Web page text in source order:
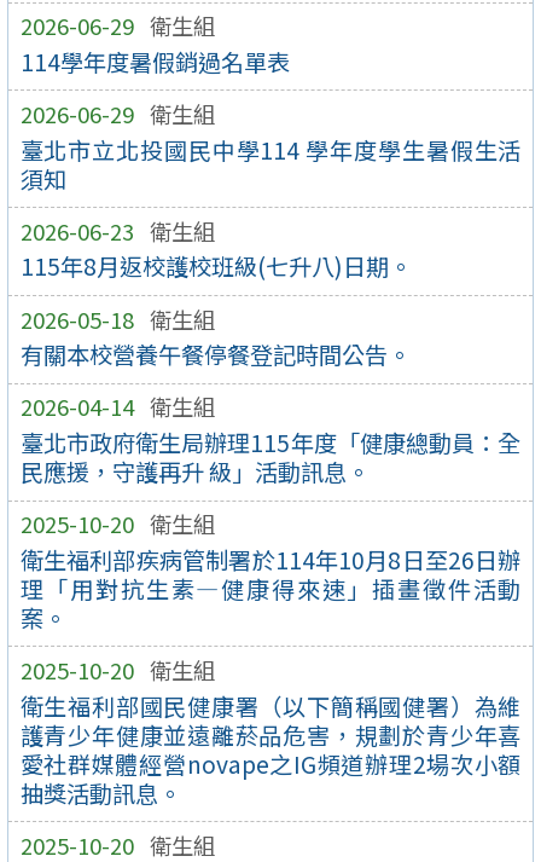
2026-06-29 衛生組
114學年度暑假銷過名單表
2026-06-29 衛生組
臺北市立北投國民中學114 學年度學生暑假生活
須知
2026-06-23 衛生組
115年8月返校護校班級(七升八)日期。
2026-05-18 衛生組
有關本校營養午餐停餐登記時間公告。
2026-04-14 衛生組
臺北市政府衛生局辦理115年度「健康總動員：全
民應援，守護再升 級」活動訊息。
2025-10-20 衛生組
衛生福利部疾病管制署於114年10月8日至26日辦
理「用對抗生素—健康得來速」插畫徵件活動
案。
2025-10-20 衛生組
衛生福利部國民健康署（以下簡稱國健署）為維
護青少年健康並遠離菸品危害，規劃於青少年喜
愛社群媒體經營novape之IG頻道辦理2場次小額
抽獎活動訊息。
2025-10-20 衛生組